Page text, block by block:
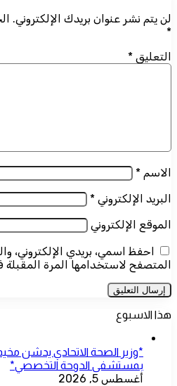
لن يتم نشر عنوان بريدك الإلكتروني.
*
التعليق *
الاسم *
البريد الإلكتروني *
الموقع الإلكتروني
احفظ اسمي، بريدي الإلكتروني،
المتصفح لاستخدامها المرة المقبلة
هذا الاسبوع
*وزير الصحة الاتحادي يدشن مخيم
بمستشفى الدوحة التخصصي*
أغسطس 5, 2026